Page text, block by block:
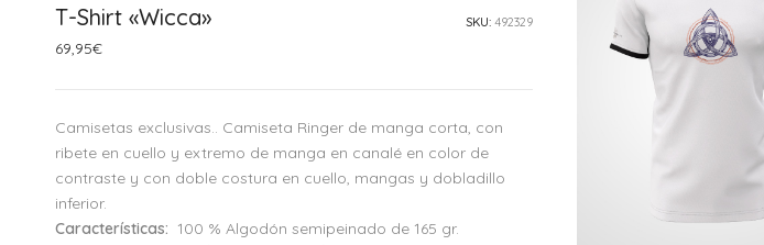
Concept
Troley "Volano"
T-Shirt «Wicca»
69,95€
SKU: 492329
Camisetas exclusivas.. Camiseta Ringer de manga corta, con
ribete en cuello y extremo de manga en canalé en color de
contraste y con doble costura en cuello, mangas y dobladillo
inferior.
Características: 100 % Algodón semipeinado de 165 gr.